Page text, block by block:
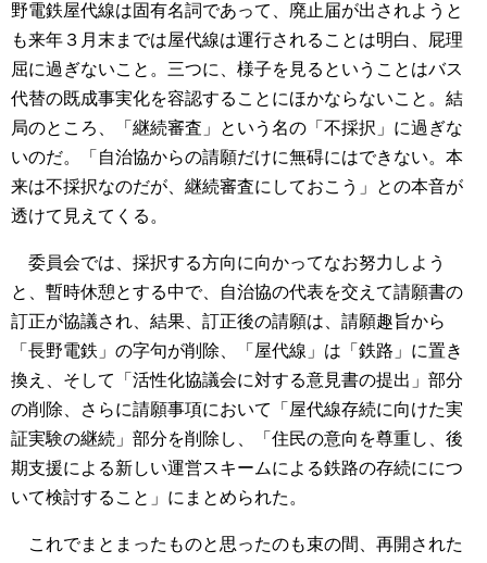
野電鉄屋代線は固有名詞であって、廃止届が出されようと
も来年３月末までは屋代線は運行されることは明白、屁理
屈に過ぎないこと。三つに、様子を見るということはバス
代替の既成事実化を容認することにほかならないこと。結
局のところ、「継続審査」という名の「不採択」に過ぎな
いのだ。「自治協からの請願だけに無碍にはできない。本
来は不採択なのだが、継続審査にしておこう」との本音が
透けて見えてくる。
委員会では、採択する方向に向かってなお努力しよう
と、暫時休憩とする中で、自治協の代表を交えて請願書の
訂正が協議され、結果、訂正後の請願は、請願趣旨から
「長野電鉄」の字句が削除、「屋代線」は「鉄路」に置き
換え、そして「活性化協議会に対する意見書の提出」部分
の削除、さらに請願事項において「屋代線存続に向けた実
証実験の継続」部分を削除し、「住民の意向を尊重し、後
期支援による新しい運営スキームによる鉄路の存続ににつ
いて検討すること」にまとめられた。
これでまとまったものと思ったのも束の間、再開された